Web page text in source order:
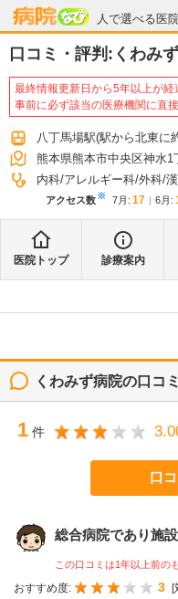
人で選べる医
病院なび
口コミ・評判: くわみ
最終情報更新日から5年以上が経
事前に必ず該当の医療機関に直
八丁馬場駅(駅から北東に
熊本県熊本市中央区神水1
内科 アレルギー科 外科
アクセス数※ 7月 : 17 6月 :
医院トップ 診療案内
くわみず病院の口コミ
1 件
口
総合病院であり施
この口コミは1年以上前の
おすすめ度: 3 [